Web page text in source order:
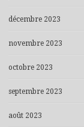
décembre 2023
novembre 2023
octobre 2023
septembre 2023
août 2023